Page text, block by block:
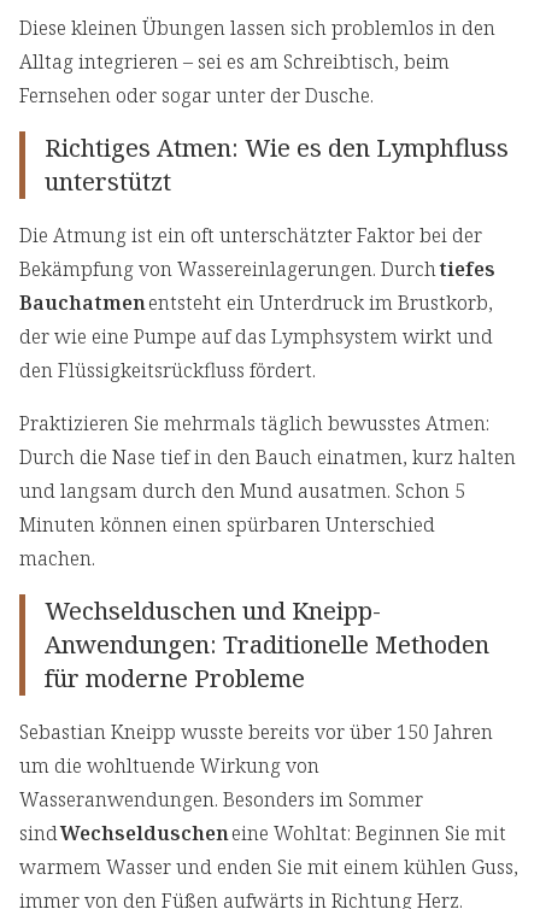
Diese kleinen Übungen lassen sich problemlos in den
Alltag integrieren – sei es am Schreibtisch, beim
Fernsehen oder sogar unter der Dusche.
Richtiges Atmen: Wie es den Lymphfluss
unterstützt
Die Atmung ist ein oft unterschätzter Faktor bei der
Bekämpfung von Wassereinlagerungen. Durchtiefes
Bauchatmenentsteht ein Unterdruck im Brustkorb,
der wie eine Pumpe auf das Lymphsystem wirkt und
den Flüssigkeitsrückfluss fördert.
Praktizieren Sie mehrmals täglich bewusstes Atmen:
Durch die Nase tief in den Bauch einatmen, kurz halten
und langsam durch den Mund ausatmen. Schon 5
Minuten können einen spürbaren Unterschied
machen.
Wechselduschen und Kneipp-
Anwendungen: Traditionelle Methoden
für moderne Probleme
Sebastian Kneipp wusste bereits vor über 150 Jahren
um die wohltuende Wirkung von
Wasseranwendungen. Besonders im Sommer
sindWechselduscheneine Wohltat: Beginnen Sie mit
warmem Wasser und enden Sie mit einem kühlen Guss,
immer von den Füßen aufwärts in Richtung Herz.